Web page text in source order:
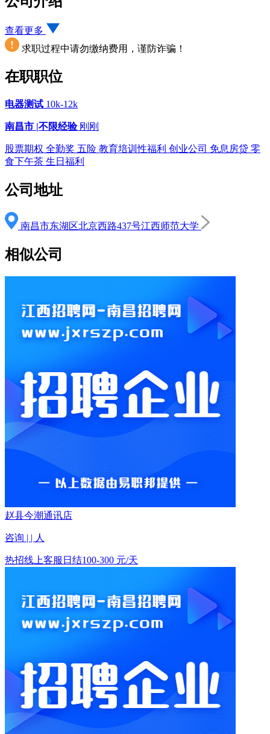
查看更多
求职过程中请勿缴纳费用，谨防诈骗！
在职职位
电器测试 10k-12k
南昌市 |不限经验 刚刚
股票期权 全勤奖 五险 教育培训性福利 创业公司 免息房贷 零
食下午茶 生日福利
公司地址
南昌市东湖区北京西路437号江西师范大学
相似公司
赵县今潮通讯店
咨询 | | 人
热招线上客服日结100-300 元/天